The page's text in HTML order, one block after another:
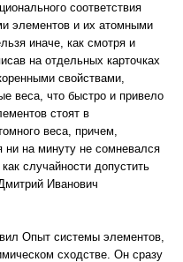
соответствия
элементов и их атомными
иначе, как смотря и
на отдельных карточках
свойствами,
веса, что быстро и привело
стоят в
веса, причем,
ни на минуту не сомневался
случайности допустить
Иванович
Опыт системы элементов,
сходстве. Он сразу